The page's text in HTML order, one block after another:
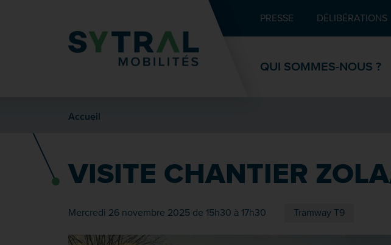
Recherche Pied de page
PRESSE DÉLIBÉRATIONS
QUI SOMMES-NOUS ?
Accueil
VISITE CHANTIER
Mercredi 26 novembre 2025 de 15h30 à 17h30 Tramway T9